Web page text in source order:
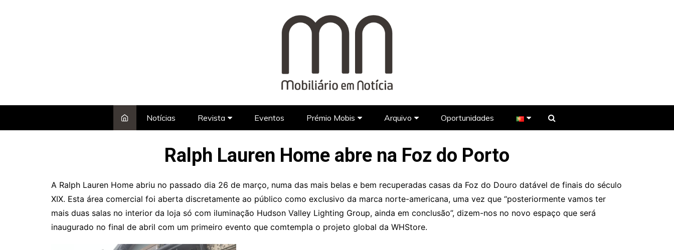
Notícias Revista
Marcas Estrangeiras
Designers
Designers Portugueses
Arquitetura
Hotel Design
Entrevistas
Crónicas
Eventos Prémio Mobis
Galeria
FAQ’s
Arquivo
Programas de TV
Oportunidades
Ralph Lauren Home abre na Foz do Porto
A Ralph Lauren Home abriu no passado dia 26 de março, numa das mais belas e bem recuperadas casas da Foz do Douro datável de finais do século
XIX. Esta área comercial foi aberta discretamente ao público como exclusivo da marca norte-americana, uma vez que “posteriormente vamos ter
mais duas salas no interior da loja só com iluminação Hudson Valley Lighting Group, ainda em conclusão”, dizem-nos no novo espaço que será
inaugurado no final de abril com um primeiro evento que comtempla o projeto global da WHStore.